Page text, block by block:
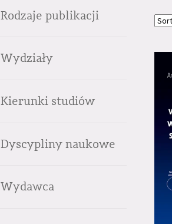
Rodzaje publikacji
Wydziały
Kierunki studiów
Dyscypliny naukowe
Wydawca